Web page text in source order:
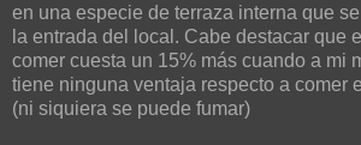
en una especie de terraza interna que
la entrada del local. Cabe destacar que
comer cuesta un 15% más cuando a mi
tiene ninguna ventaja respecto a comer
(ni siquiera se puede fumar)